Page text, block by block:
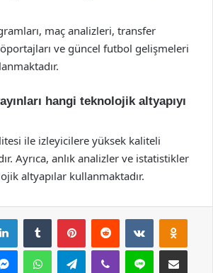
maç analizleri, transfer
ve güncel futbol gelişmeleri
hangi teknolojik altyapıyı
ile izleyicilere yüksek kaliteli
Ayrıca, anlık analizler ve istatistikler
altyapılar kullanmaktadır.
LinkedInTumblr PinterestReddit VKontakte
MessengerWhatsAppTelegramViber Line E-Posta ile